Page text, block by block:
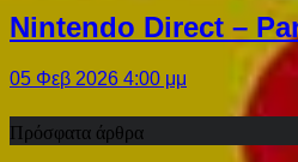
Nintendo Direct –
05 Φεβ 2026 4:00 μμ
Πρόσφατα άρθρα